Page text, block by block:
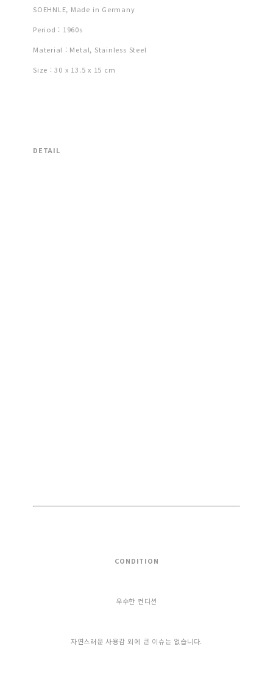
SOEHNLE, Made in Germany
Period : 1960s
Material : Metal, Stainless Steel
Size : 30 x 13.5 x 15 cm
DETAIL
CONDITION
우수한 컨디션
자연스러운 사용감 외에 큰 이슈는 없습니다.